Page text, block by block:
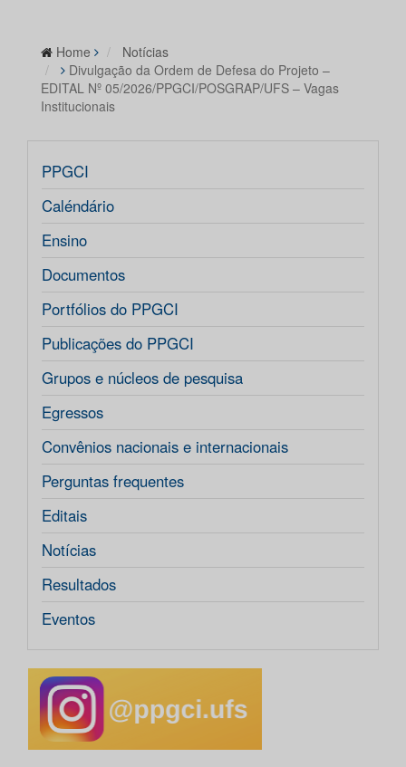
Home
Notícias
Divulgação da Ordem de Defesa do Projeto –
EDITAL Nº 05/2026/PPGCI/POSGRAP/UFS – Vagas
Institucionais
PPGCI
Caléndário
Ensino
Documentos
Portfólios do PPGCI
Publicações do PPGCI
Grupos e núcleos de pesquisa
Egressos
Convênios nacionais e internacionais
Perguntas frequentes
Editais
Notícias
Resultados
Eventos